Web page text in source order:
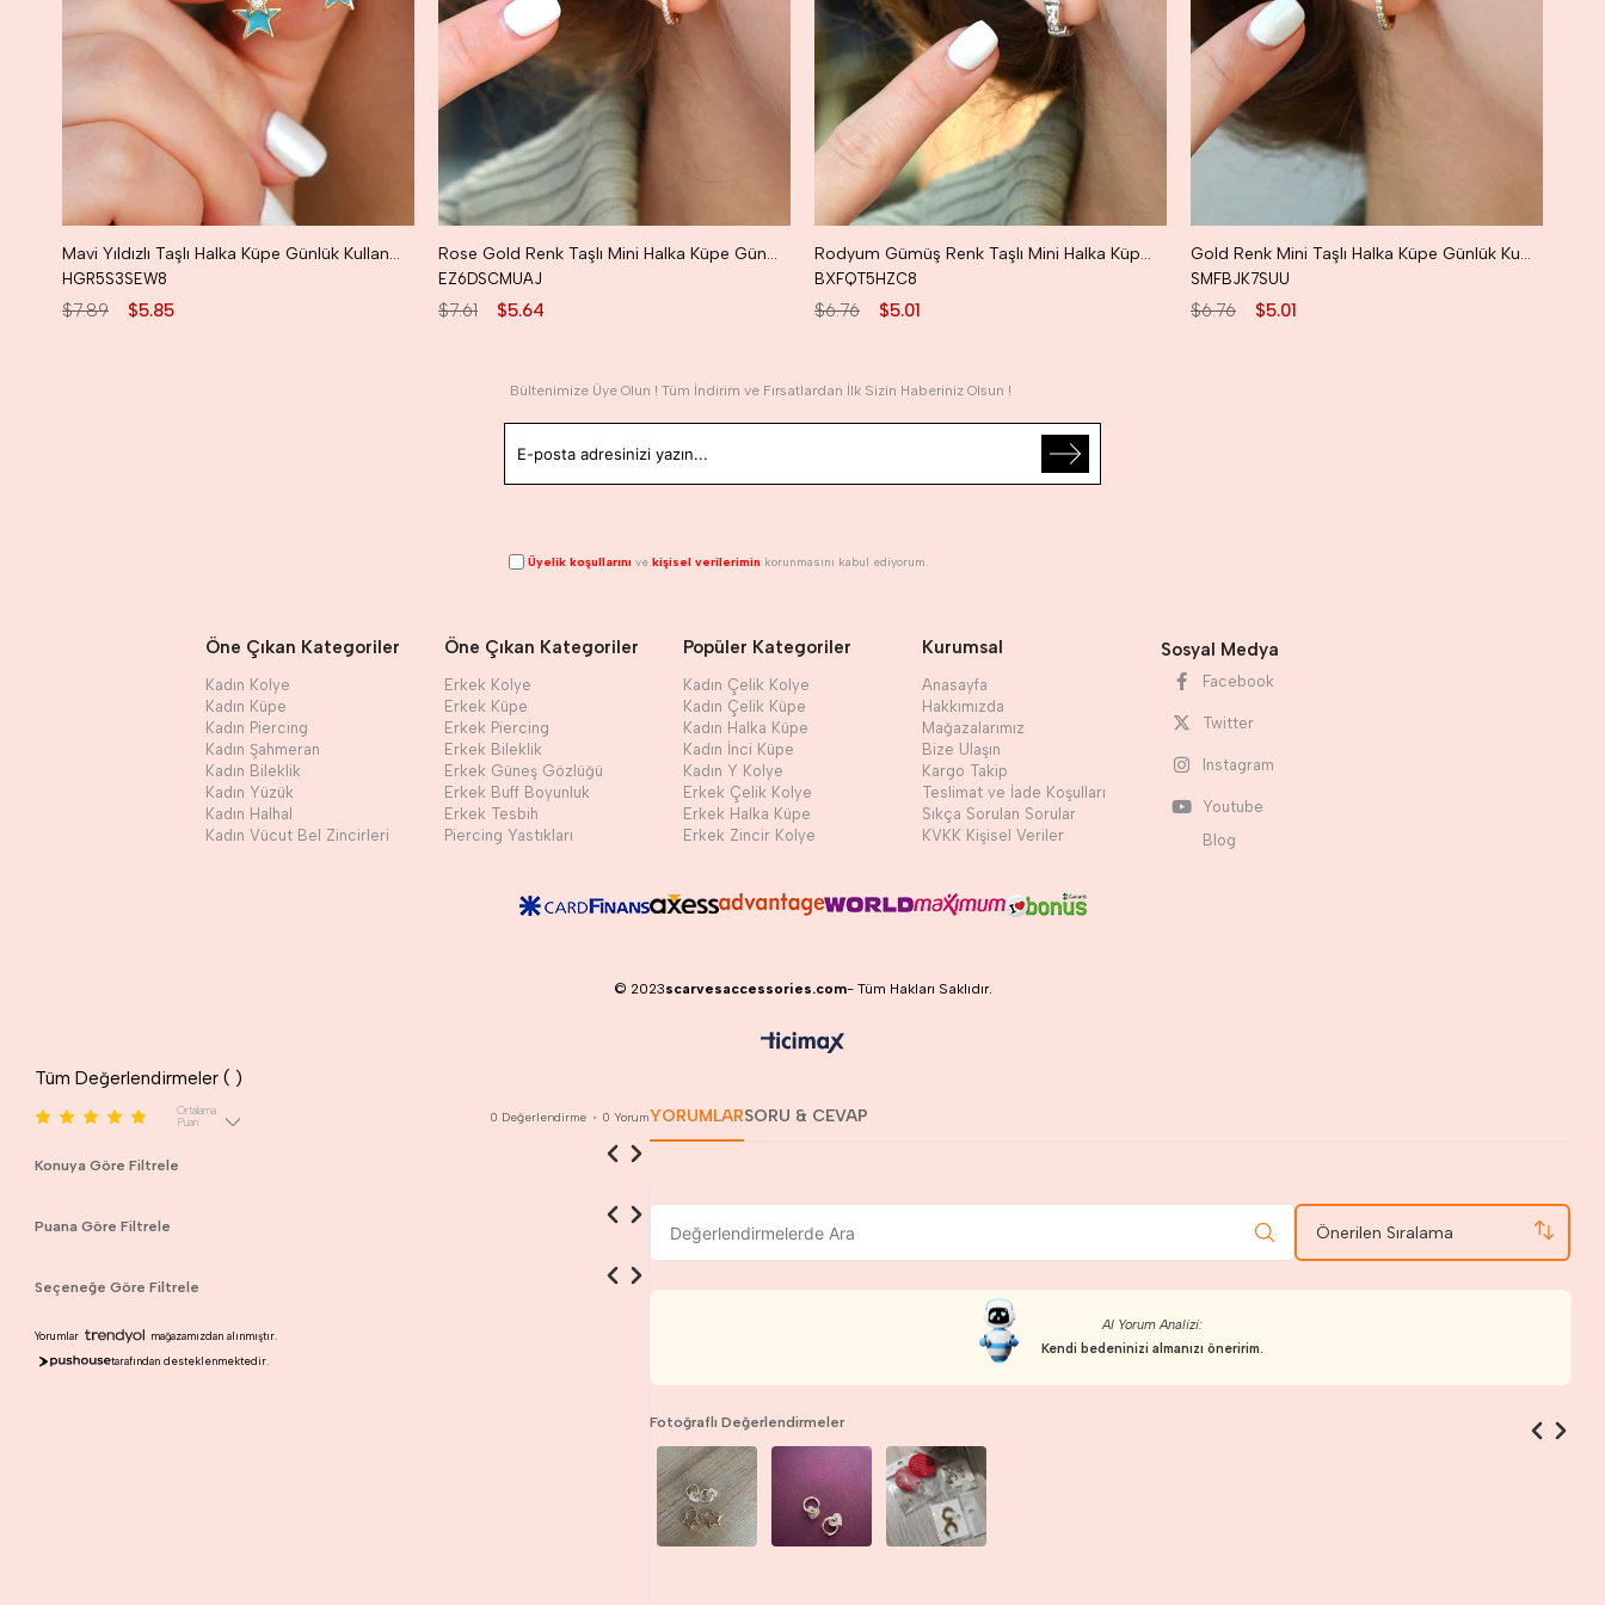
Mavi Yıldızlı Taşlı Halka Küpe Günlük Kullanıma Uygun Dayanıklı Küpe
HGR5S3SEW8
$5.85
$7.89
Rose Gold Renk Taşlı Mini Halka Küpe Günlük Kullanıma Uygun Dayanıklı Küpe
EZ6DSCMUAJ
$5.64
$7.61
Rodyum Gümüş Renk Taşlı Mini Halka Küpe Günlük Kullanıma Uygun Dayanıklı Küpe
BXFQT5HZC8
$5.01
$6.76
Gold Renk Mini Taşlı Halka Küpe Günlük Kullanıma Uygun Dayanıklı Küpe
SMFBJK7SUU
$5.01
$6.76
Bültenimize Üye Olun ! Tüm İndirim ve Fırsatlardan İlk Sizin Haberiniz Olsun !
Üyelik koşullarını ve kişisel verilerimin korunmasını kabul ediyorum.
Öne Çıkan Kategoriler
Kadın Kolye
Kadın Küpe
Kadın Piercing
Kadın Şahmeran
Kadın Bileklik
Kadın Yüzük
Kadın Halhal
Kadın Vücut Bel Zincirleri
Öne Çıkan Kategoriler
Erkek Kolye
Erkek Küpe
Erkek Piercing
Erkek Bileklik
Erkek Güneş Gözlüğü
Erkek Buff Boyunluk
Erkek Tesbih
Piercing Yastıkları
Popüler Kategoriler
Kadın Çelik Kolye
Kadın Çelik Küpe
Kadın Halka Küpe
Kadın İnci Küpe
Kadın Y Kolye
Erkek Çelik Kolye
Erkek Halka Küpe
Erkek Zincir Kolye
Kurumsal
Anasayfa
Hakkımızda
Mağazalarımız
Bize Ulaşın
Kargo Takip
Teslimat ve İade Koşulları
Sıkça Sorulan Sorular
KVKK Kişisel Veriler
Sosyal Medya
Facebook
Twitter
Instagram
Youtube
Blog
© 2023scarvesaccessories.com- Tüm Hakları Saklıdır.
Tüm Değerlendirmeler ( )
Ortalama
Puan
0 Değerlendirme • 0 Yorum
Konuya Göre Filtrele
Puana Göre Filtrele
Seçeneğe Göre Filtrele
Yorumlar
mağazamızdan alınmıştır.
tarafından desteklenmektedir.
YORUMLARSORU & CEVAP
Önerilen Sıralama
AI Yorum Analizi:
Kendi bedeninizi almanızı öneririm.
Fotoğraflı Değerlendirmeler